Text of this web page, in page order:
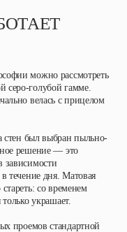
можно рассмотреть
серо-голубой гамме.
велась с прицелом
стен был выбран пыльно-
решение — это
зависимости
течение дня. Матовая
со временем
украшает.
проемов стандартной